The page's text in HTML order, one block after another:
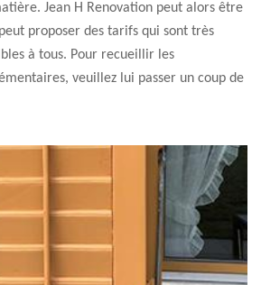
Jean H Renovation peut alors être
proposer des tarifs qui sont très
à tous. Pour recueillir les
veuillez lui passer un coup de